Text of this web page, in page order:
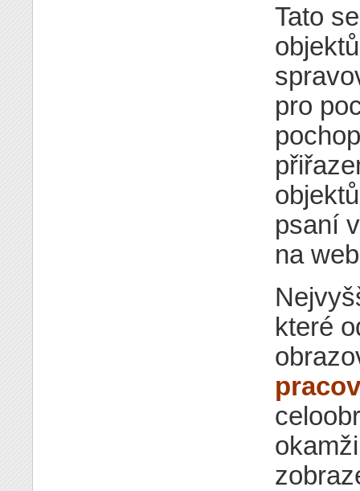
Tato
pro
psaní
na
které